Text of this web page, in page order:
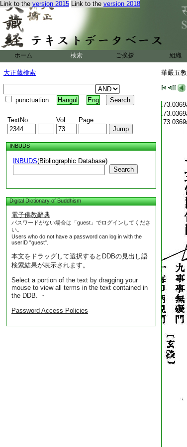
Link to the version 2015 Link to the version 2018
ホーム 検索 ご挨拶 組織
大正蔵検索
punctuation Hangul Eng
TextNo. Vol. Page
INBUDS
INBUDS(Bibliographic Database)
Search
Digital Dictionary of Buddhism
電子佛教辭典
パスワードがない場合は「guest」でログインしてくださ
い。
Users who do not have a password can log in with the
userID "guest".
本文をドラッグして選択するとDDBの見出し語
検索結果が表示されます。
Select a portion of the text by dragging your
mouse to view all terms in the text contained in
the DDB. ・
Password Access Policies
華嚴五